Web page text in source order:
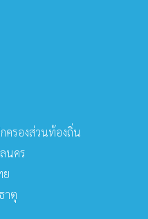
ครองส่วนท้องถิ่น
นคร
ย
าตุ